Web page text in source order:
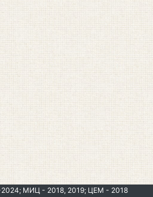
МИЦ - 2018, 2019; ЦЕМ - 2018